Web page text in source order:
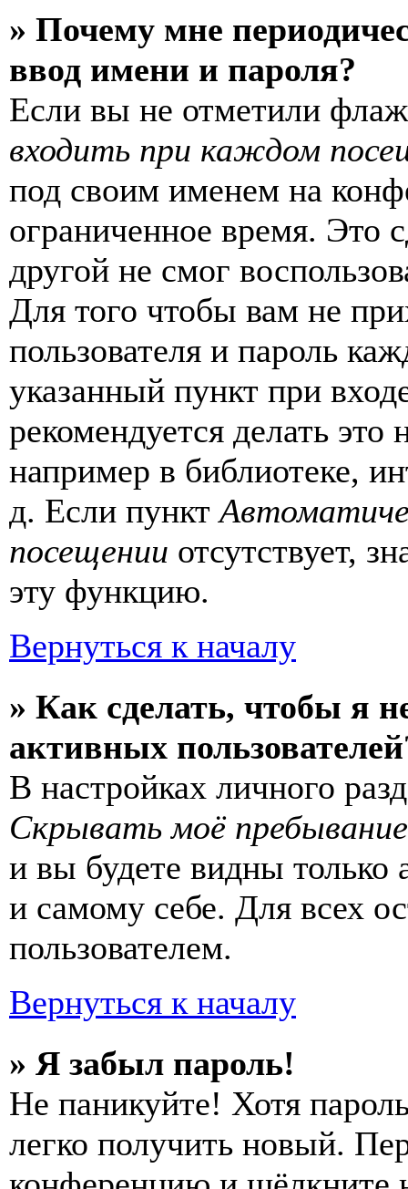
» Почему мне
ввод имени и пароля?
Если вы не отметили
входить при каждом
под своим именем на
ограниченное время. Это
другой не смог
Для того чтобы вам не
пользователя и пароль
указанный пункт при
рекомендуется делать
например в библиотеке,
д. Если пункт
посещении отсутствует,
эту функцию.
Вернуться к началу
» Как сделать, чтобы я
активных
В настройках личного
Скрывать моё
и вы будете видны только
и самому себе. Для всех
пользователем.
Вернуться к началу
» Я забыл пароль!
Не паникуйте! Хотя
легко получить новый.